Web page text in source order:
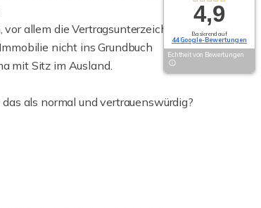
allem die Vertragsunterzeichnung.
nicht ins Grundbuch
mit Sitz im Ausland.
als normal und vertrauenswürdig?
4,9
Basierend auf
44 Google-Bewertungen
Echtheit von Bewertungen